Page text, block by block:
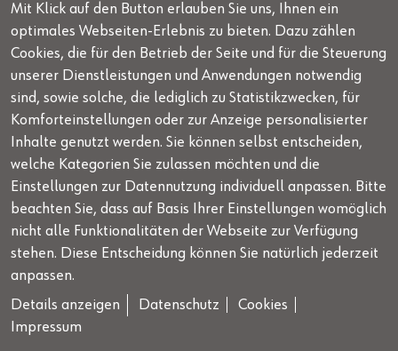
Newsletter
Unser kostenloser Newsletter informiert Sie über aktuelle
Neuigkeiten, laufende Aktionen und Interessantes von
WOW!
Newsletter Anmeldung
Beratung & Fahrzeugtechnischer Support
+49 7940 98188 - 8188 | Montag bis Freitag von 8 bis
17 Uhr, außer an gesetzlichen Feiertagen
Angebote nur in Deutschland gültig, Verkauf nur an Unternehmer,
Mit Klick auf den Button erlauben Sie uns, Ihnen ein
optimales Webseiten-Erlebnis zu bieten. Dazu zählen
Cookies, die für den Betrieb der Seite und für die Steuerung
unserer Dienstleistungen und Anwendungen notwendig
sind, sowie solche, die lediglich zu Statistikzwecken, für
Komforteinstellungen oder zur Anzeige personalisierter
Inhalte genutzt werden. Sie können selbst entscheiden,
welche Kategorien Sie zulassen möchten und die
Einstellungen zur Datennutzung individuell anpassen. Bitte
beachten Sie, dass auf Basis Ihrer Einstellungen womöglich
nicht alle Funktionalitäten der Webseite zur Verfügung
stehen. Diese Entscheidung können Sie natürlich jederzeit
anpassen.
Details anzeigen
Datenschutz
Cookies
Impressum